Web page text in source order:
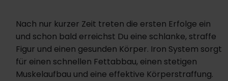
Nach nur kurzer Zeit treten die ersten Erfolge ein
und schon bald erreichst Du eine schlanke, straffe
Figur und einen gesunden Körper. Iron System sorgt
für einen schnellen Fettabbau, einen stetigen
Muskelaufbau und eine effektive Körperstraffung.